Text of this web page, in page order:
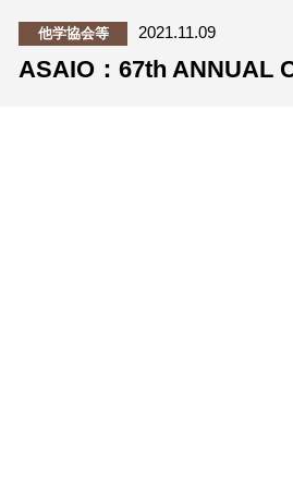
他学協会等 2021.11.09
ASAIO：67th ANNUAL